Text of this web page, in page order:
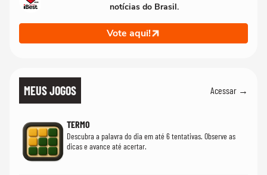
notícias do Brasil.
Vote aqui!
MEUS JOGOS Acessar →
TERMO
Descubra a palavra do dia em até 6 tentativas. Observe as
dicas e avance até acertar.